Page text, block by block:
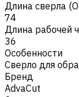
Длина сверла
74
Длина рабочей
36
Особенности
Сверло для
Бренд
AdvaCut